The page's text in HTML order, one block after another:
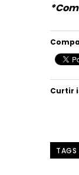
Curtir
TAGS